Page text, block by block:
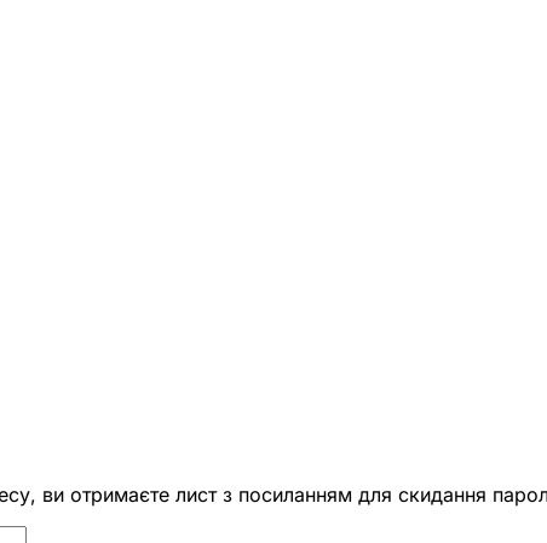
ви отримаєте лист з посиланням для скидання